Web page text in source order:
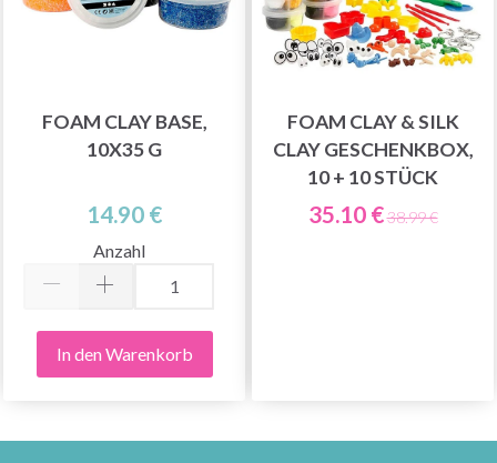
FOAM CLAY BASE,
10X35 G
14.90 €
Anzahl
In den Warenkorb
FOAM CLAY & SILK
CLAY GESCHENKBOX,
10 + 10 STÜCK
35.10 €38.99 €